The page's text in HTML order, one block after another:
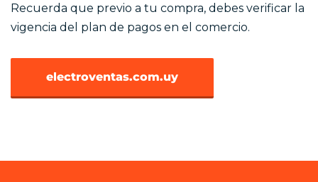
Recuerda que previo a tu compra, debes verificar la
vigencia del plan de pagos en el comercio.
electroventas.com.uy